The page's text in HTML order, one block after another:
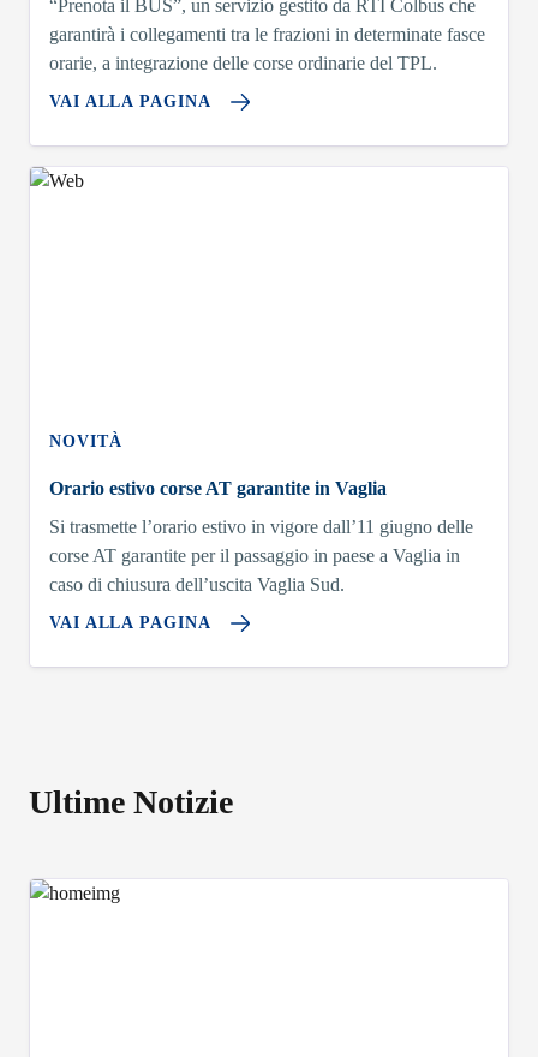
“Prenota il BUS”, un servizio gestito da RTI Colbus che
garantirà i collegamenti tra le frazioni in determinate fasce
orarie, a integrazione delle corse ordinarie del TPL.
VAI ALLA PAGINA
NOVITÀ
Orario estivo corse AT garantite in Vaglia
Si trasmette l’orario estivo in vigore dall’11 giugno delle
corse AT garantite per il passaggio in paese a Vaglia in
caso di chiusura dell’uscita Vaglia Sud.
VAI ALLA PAGINA
Ultime Notizie